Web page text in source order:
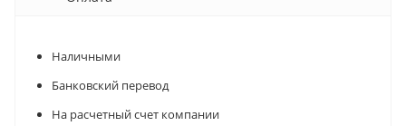
Наличными
Банковский перевод
На расчетный счет компании